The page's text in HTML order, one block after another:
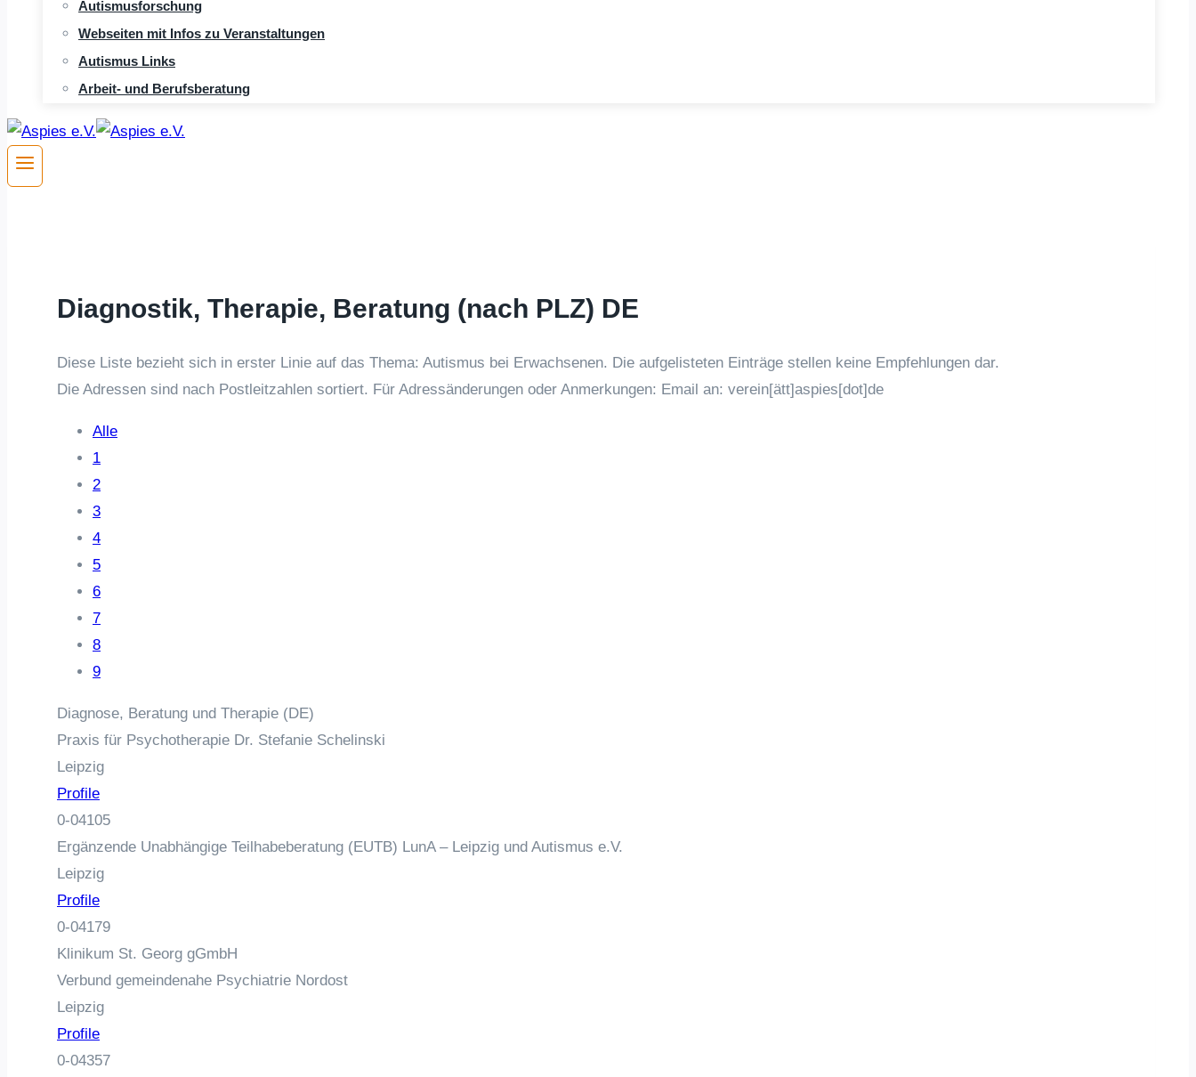
Autismusforschung
Webseiten mit Infos zu Veranstaltungen
Autismus Links
Arbeit- und Berufsberatung
Diagnostik, Therapie, Beratung (nach PLZ) DE
Diese Liste bezieht sich in erster Linie auf das Thema: Autismus bei Erwachsenen. Die aufgelisteten Einträge stellen keine Empfehlungen dar.
Die Adressen sind nach Postleitzahlen sortiert. Für Adressänderungen oder Anmerkungen: Email an: verein[ätt]aspies[dot]de
Alle
1
2
3
4
5
6
7
8
9
Diagnose, Beratung und Therapie (DE)
Praxis für Psychotherapie Dr. Stefanie Schelinski
Leipzig
Profile
0-04105
Ergänzende Unabhängige Teilhabeberatung (EUTB) LunA – Leipzig und Autismus e.V.
Leipzig
Profile
0-04179
Klinikum St. Georg gGmbH
Verbund gemeindenahe Psychiatrie Nordost
Leipzig
Profile
0-04357